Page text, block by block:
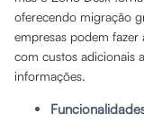
oferecendo migração
empresas podem
com custos adicionais
informações.